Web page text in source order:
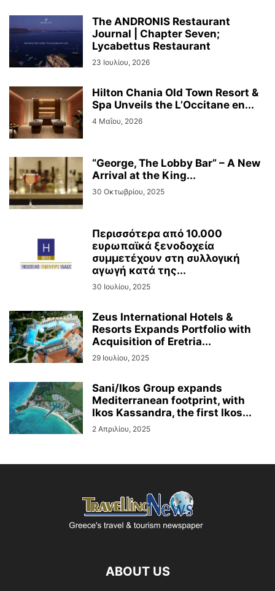
The ANDRONIS Restaurant
Journal | Chapter Seven;
Lycabettus Restaurant
23 Ιουλίου, 2026
Hilton Chania Old Town Resort &
Spa Unveils the L’Occitane en...
4 Μαΐου, 2026
“George, The Lobby Bar” – A New
Arrival at the King...
30 Οκτωβρίου, 2025
Περισσότερα από 10.000
ευρωπαϊκά ξενοδοχεία
συμμετέχουν στη συλλογική
αγωγή κατά της...
30 Ιουλίου, 2025
Zeus International Hotels &
Resorts Expands Portfolio with
Acquisition of Eretria...
29 Ιουλίου, 2025
Sani/Ikos Group expands
Mediterranean footprint, with
Ikos Kassandra, the first Ikos...
2 Απριλίου, 2025
ABOUT US